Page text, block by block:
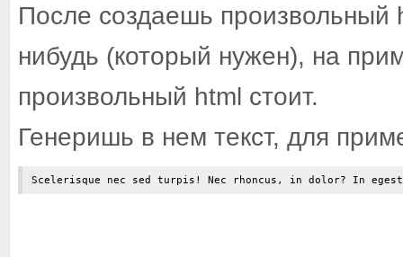
После создаешь
нибудь (который нужен), на
произвольный html стоит.
Генеришь в нем текст, для
Scelerisque nec sed turpis! Nec rhoncus, in dolor? In